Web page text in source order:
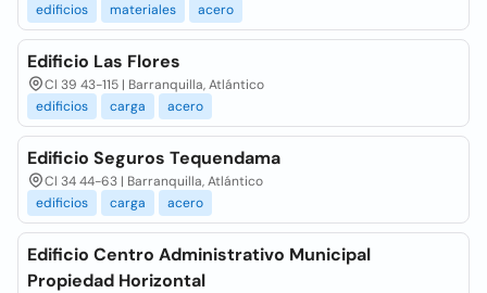
edificios
materiales acero
Edificio Las Flores
Cl 39 43-115 | Barranquilla, Atlántico
edificios
carga acero
Edificio Seguros Tequendama
Cl 34 44-63 | Barranquilla, Atlántico
edificios
carga acero
Edificio Centro Administrativo Municipal
Propiedad Horizontal